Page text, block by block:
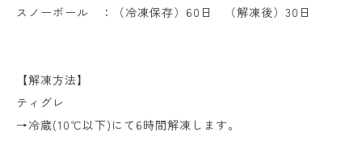
スノーボール ：（冷凍保存）60日 （解凍後）30日
【解凍方法】
ティグレ
→冷蔵(10℃以下)にて6時間解凍します。